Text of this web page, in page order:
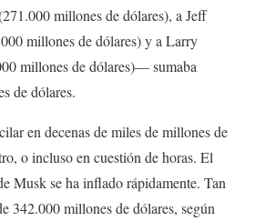
millones de dólares), a Jeff
millones de dólares) y a Larry
millones de dólares)— sumaba
de dólares.
en decenas de miles de millones de
o incluso en cuestión de horas. El
Musk se ha inflado rápidamente. Tan
342.000 millones de dólares, según